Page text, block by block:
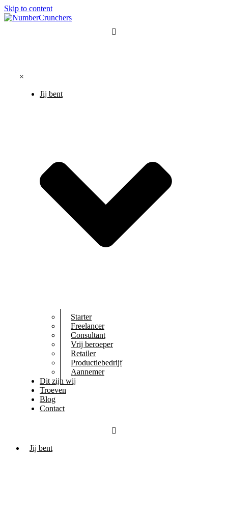
Skip to content
×
Jij bent
Starter
Freelancer
Consultant
Vrij beroeper
Retailer
Productiebedrijf
Aannemer
Dit zijn wij
Troeven
Blog
Contact
Jij bent